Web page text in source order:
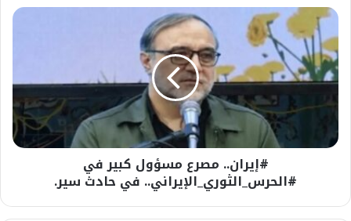
#إيران..
مصرع
مسؤول
كبير
في
#الحرس_الثوري_الإيراني..
في
حادث
سير.
#إيران.. مصرع مسؤول كبير في
#الحرس_الثوري_الإيراني.. في حادث سير.